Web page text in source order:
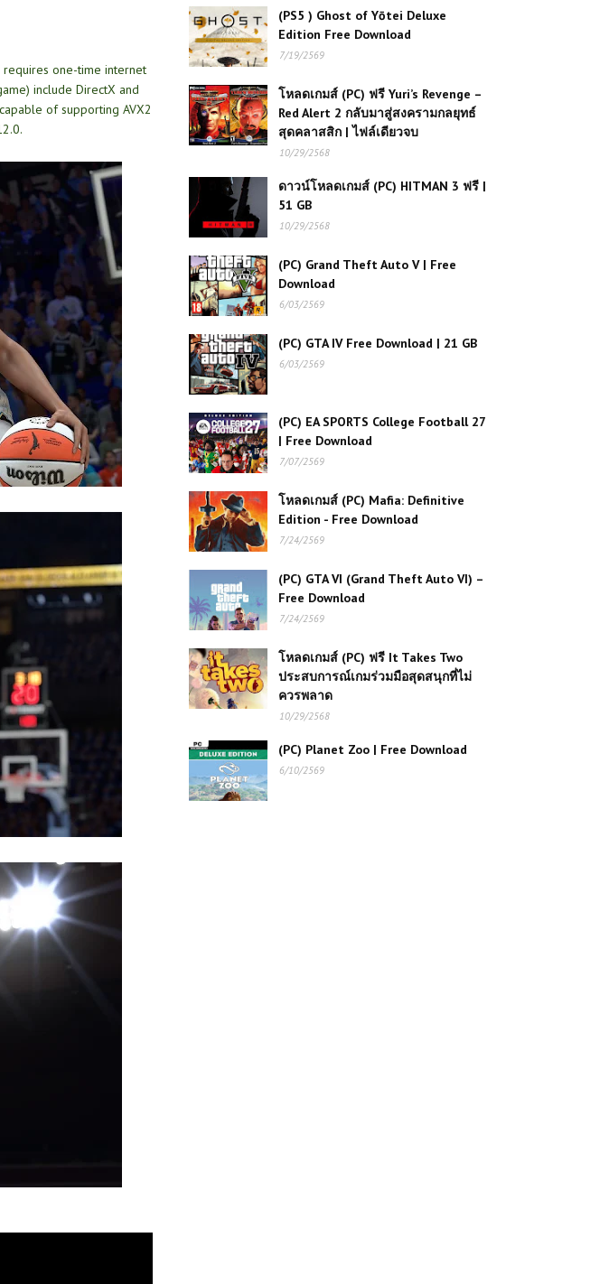
requires one-time internet
include DirectX and
of supporting AVX2
(PC) HARD BULLET Free
Download เกมยิง VR ฟิสิกส์สุดเดือด
เล่นมันส์สะใจ
(PS5 ) Ghost of Yōtei Deluxe
Edition Free Download
โหลดเกมส์ (PC) Assassin's Creed
Mirage | Free Download
โหลดเกมส์ (PC) ฟรี Carmageddon:
Rogue Shift เกมแข่งรถสายทำลายสุด
มันส์ เล่นฟรีครบทุกความเดือด 🚗💥
(PC) Assassin’s Creed Shadows
Free Download
(PC) Tom Clancy’s Ghost Recon
Wildlands Free Download
(PC) Battlefield 4 Free
Download
(PC) Sniper Ghost Warrior
Contracts 2 | Free Download
(PC) FIFA 15 PC | Free
Download
(PC) Planet Zoo | Free
Download
(PS5 ) Ghost of Yōtei Deluxe
Edition Free Download
7/19/2569
โหลดเกมส์ (PC) ฟรี Yuri’s Revenge –
Red Alert 2 กลับมาสู่สงครามกลยุทธ์
สุดคลาสสิก | ไฟล์เดียวจบ
10/29/2568
ดาวน์โหลดเกมส์ (PC) HITMAN 3 ฟรี |
51 GB
10/29/2568
(PC) Grand Theft Auto V | Free
Download
6/03/2569
(PC) GTA IV Free Download | 21 GB
6/03/2569
(PC) EA SPORTS College Football 27
| Free Download
7/07/2569
โหลดเกมส์ (PC) Mafia: Definitive
Edition - Free Download
7/24/2569
(PC) GTA VI (Grand Theft Auto VI) –
Free Download
7/24/2569
โหลดเกมส์ (PC) ฟรี It Takes Two
ประสบการณ์เกมร่วมมือสุดสนุกที่ไม่
ควรพลาด
10/29/2568
(PC) Planet Zoo | Free Download
6/10/2569